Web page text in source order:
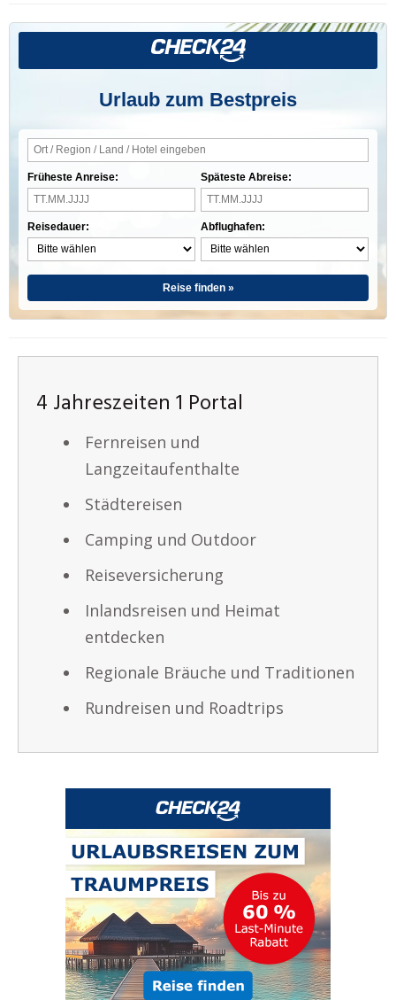
Urlaub zum Bestpreis
Früheste Anreise:
Reisedauer:
Späteste Abreise:
Abflughafen:
Reise finden »
4 Jahreszeiten 1 Portal
Fernreisen und
Langzeitaufenthalte
Städtereisen
Camping und Outdoor
Reiseversicherung
Inlandsreisen und Heimat
entdecken
Regionale Bräuche und Traditionen
Rundreisen und Roadtrips